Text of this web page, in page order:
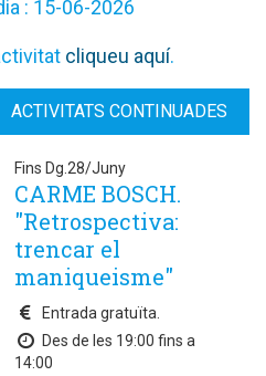
: 15-06-2026
cliqueu aquí.
ACTIVITATS CONTINUADES
Fins Dg.28/Juny
CARME BOSCH.
"Retrospectiva:
trencar el
maniqueisme"
Entrada gratuïta.
Des de les 19:00 fins a
14:00